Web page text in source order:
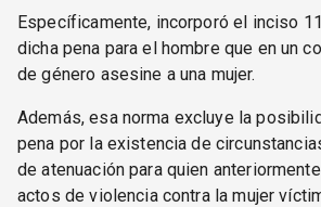
Específicamente, incorporó el inciso
dicha pena para el hombre que en un
de género asesine a una mujer.
Además, esa norma excluye la
pena por la existencia de
de atenuación para quien
actos de violencia contra la mujer